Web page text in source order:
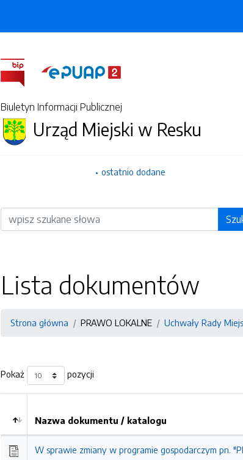
Biuletyn Informacji Publicznej
Urząd Miejski w Resku
ostatnio dodane
Wyszukiwarka
Lista dokumentów
Strona główna PRAWO LOKALNE Uchwały Rady
Pokaż pozycji
Nazwa dokumentu / katalogu
W sprawie zmiany w programie gospodarczym pn.